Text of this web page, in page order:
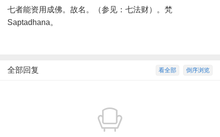
七者能资用成佛。故名。（参见：七法财）。梵
Saptadhana。
倒序浏览
看全部
全部回复